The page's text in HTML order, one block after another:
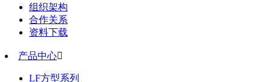
组织架构
合作关系
资料下载
产品中心
LF方型系列